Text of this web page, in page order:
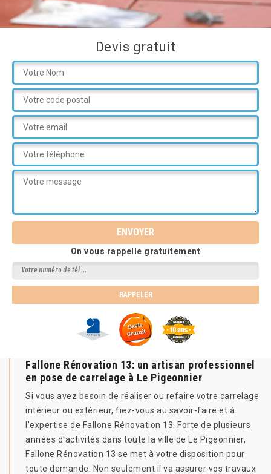
Devis gratuit
On vous rappelle gratuitement
Fallone Rénovation 13: un artisan professionnel
en pose de carrelage à Le Pigeonnier
Si vous avez besoin de réaliser ou refaire votre carrelage
intérieur ou extérieur, fiez-vous au savoir-faire et à
l'expertise de Fallone Rénovation 13. Forte de plusieurs
années d'activités dans toute la ville de Le Pigeonnier,
Fallone Rénovation 13 se met à votre disposition pour
toute demande. Non seulement il va assurer vos travaux